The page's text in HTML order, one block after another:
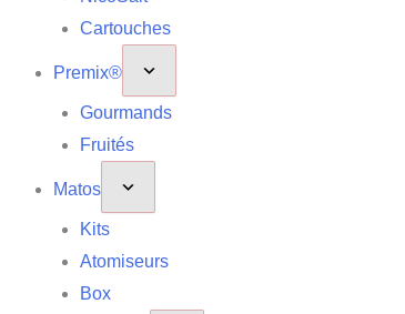
Cartouches
Premix®
Gourmands
Fruités
Matos
Kits
Atomiseurs
Box